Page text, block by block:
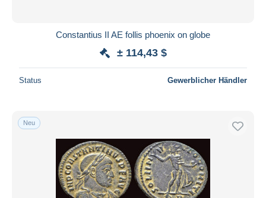
iDeal
Übernehmen
Constantius II AE follis phoenix on globe
± 114,43 $
Status Gewerblicher Händler
Neu